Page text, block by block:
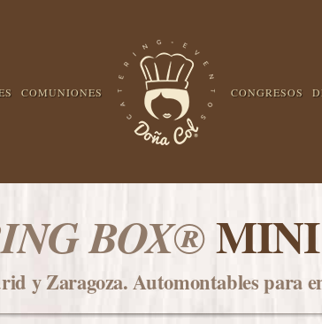
COMUNIONES CONGRESOS
BOX®MINI
y Zaragoza. Automontables para